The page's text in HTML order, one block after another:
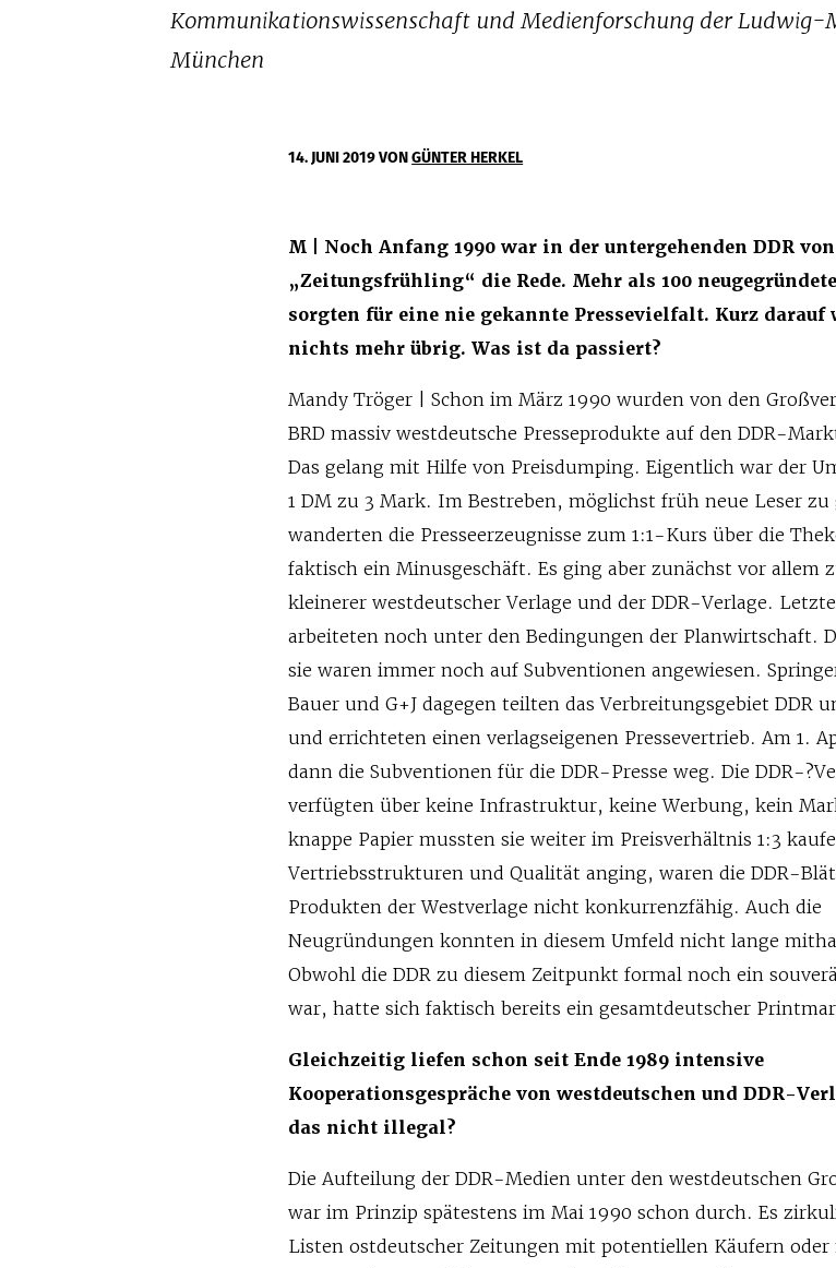
Kommunikationswissenschaft und Medienforschung der
München
14. JUNI 2019VONGÜNTER HERKEL
M | Noch Anfang 1990 war in der untergehenden DDR
„Zeitungsfrühling“ die Rede. Mehr als 100
sorgten für eine nie gekannte Pressevielfalt. Kurz darauf
nichts mehr übrig. Was ist da passiert?
Mandy Tröger | Schon im März 1990 wurden von den
BRD massiv westdeutsche Presseprodukte auf den DDR-
Das gelang mit Hilfe von Preisdumping. Eigentlich war der
1 DM zu 3 Mark. Im Bestreben, möglichst früh neue Leser zu
wanderten die Presseerzeugnisse zum 1:1-Kurs über die
faktisch ein Minusgeschäft. Es ging aber zunächst vor allem
kleinerer westdeutscher Verlage und der DDR-Verlage.
arbeiteten noch unter den Bedingungen der Planwirtschaft.
sie waren immer noch auf Subventionen angewiesen.
Bauer und G+J dagegen teilten das Verbreitungsgebiet DDR
und errichteten einen verlagseigenen Pressevertrieb. Am 1.
dann die Subventionen für die DDR-Presse weg. Die DDR-
verfügten über keine Infrastruktur, keine Werbung, kein
knappe Papier mussten sie weiter im Preisverhältnis 1:3
Vertriebsstrukturen und Qualität anging, waren die DDR-
Produkten der Westverlage nicht konkurrenzfähig. Auch die
Neugründungen konnten in diesem Umfeld nicht lange
Obwohl die DDR zu diesem Zeitpunkt formal noch ein
war, hatte sich faktisch bereits ein gesamtdeutscher
Gleichzeitig liefen schon seit Ende 1989 intensive
Kooperationsgespräche von westdeutschen und DDR-
das nicht illegal?
Die Aufteilung der DDR-Medien unter den westdeutschen
war im Prinzip spätestens im Mai 1990 schon durch. Es
Listen ostdeutscher Zeitungen mit potentiellen Käufern